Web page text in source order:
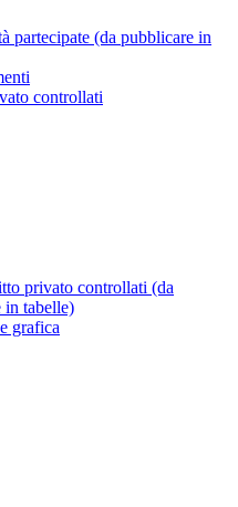
partecipate (da pubblicare in
controllati
privato controllati (da
in tabelle)
grafica